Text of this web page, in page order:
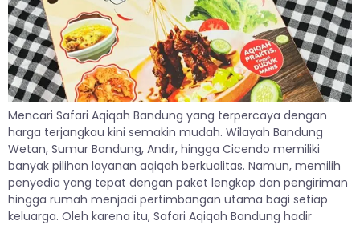
Mencari Safari Aqiqah Bandung yang terpercaya dengan
harga terjangkau kini semakin mudah. Wilayah Bandung
Wetan, Sumur Bandung, Andir, hingga Cicendo memiliki
banyak pilihan layanan aqiqah berkualitas. Namun, memilih
penyedia yang tepat dengan paket lengkap dan pengiriman
hingga rumah menjadi pertimbangan utama bagi setiap
keluarga. Oleh karena itu, Safari Aqiqah Bandung hadir